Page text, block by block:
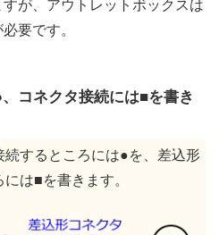
が、アウトレットボックスは
要です。
コネクタ接続には■を書き
するところには●を、差込形
は■を書きます。